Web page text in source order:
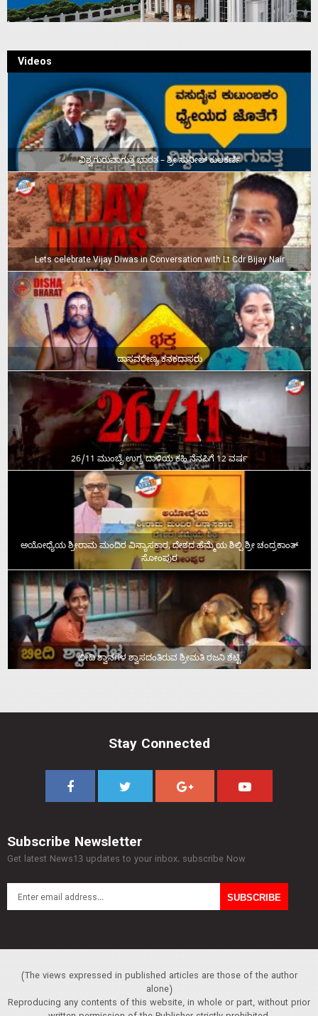
Videos
ವಿಶ್ವಗುರುವಾಗುತ್ತ ಭಾರತ – ಶ್ರೀ ಸುನೀಲ್‌ ಕುಲಕರ್ಣಿ
Lets celebrate Vijay Diwas in Conversation with Lt Cdr Bijay Nair
ದಾಸವರೇಣ್ಯ ಕನಕದಾಸರು
26/11 ಮುಂಬೈ ಉಗ್ರ ದಾಳಿಯ ಕಹಿ ನೆನಪಿಗೆ 12 ವರ್ಷ
ಅಯೋಧ್ಯೆಯ ಶ್ರೀರಾಮ ಮಂದಿರ ವಿನ್ಯಾಸಕಾರ, ದೇಶದ ಹೆಮ್ಮೆಯ ಶಿಲ್ಪಿ ಶ್ರೀ ಚಂದ್ರಕಾಂತ್‌
ಸೋಂಪುರ
ಬೀದಿ ಶ್ವಾನಗಳ ಶ್ವಾಸದಂತಿರುವ ಶ್ರೀಮತಿ ರಜನಿ ಶೆಟ್ಟಿ
Stay Connected
Subscribe Newsletter
Get latest News13 updates to your inbox. subscribe Now
(The views expressed in published articles are those of the author
alone)
Reproducing any contents of this website, in whole or part, without prior